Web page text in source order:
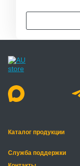
Каталог продукции
Служба поддержки